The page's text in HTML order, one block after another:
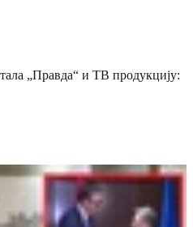
„Правда“ и ТВ продукцију: